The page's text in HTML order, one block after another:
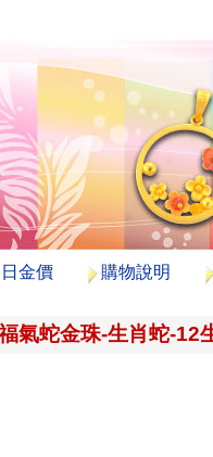
金價 購物說明
氣蛇金珠-生肖蛇-12